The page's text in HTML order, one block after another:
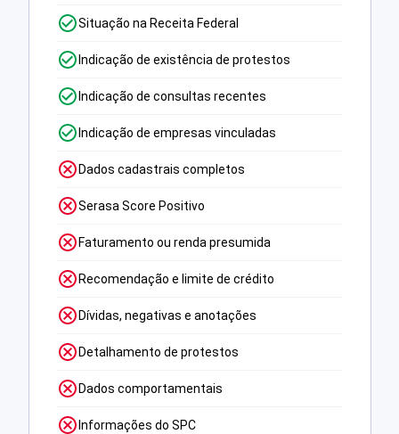
Situação na Receita Federal
Indicação de existência de protestos
Indicação de consultas recentes
Indicação de empresas vinculadas
Dados cadastrais completos
Serasa Score Positivo
Faturamento ou renda presumida
Recomendação e limite de crédito
Dívidas, negativas e anotações
Detalhamento de protestos
Dados comportamentais
Informações do SPC